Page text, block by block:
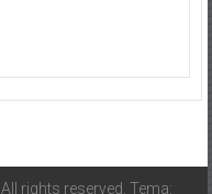
. All rights reserved. Tema: